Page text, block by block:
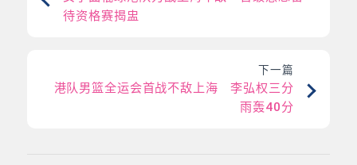
待资格赛揭盅
下一篇
港队男篮全运会首战不敌上海 李弘权三分
雨轰40分